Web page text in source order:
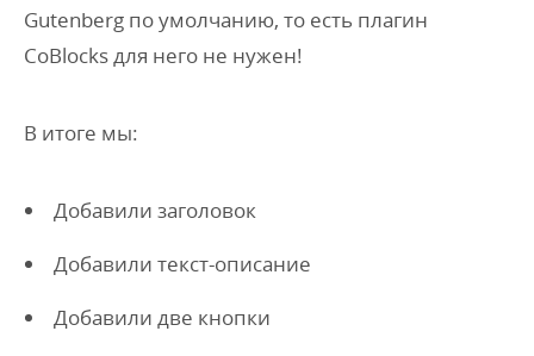
Gutenberg по умолчанию, то есть плагин
CoBlocks для него не нужен!
В итоге мы:
Добавили заголовок
Добавили текст-описание
Добавили две кнопки